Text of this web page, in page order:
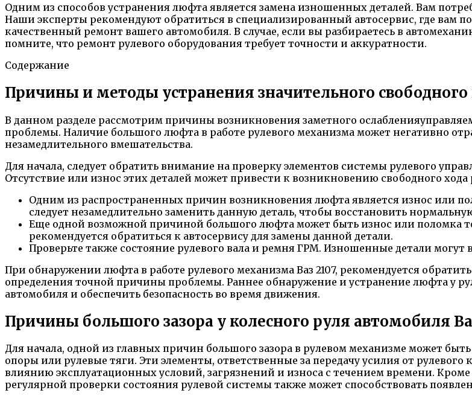
Одним из способов устранения люфта является замена изношенных деталей. Вам
Наши эксперты рекомендуют обратиться в специализированный автосервис, где вам
качественный ремонт вашего автомобиля. В случае, если вы разбираетесь в
помните, что ремонт рулевого оборудования требует точности и аккуратности.
Содержание
Причины и методы устранения значительного свободного
В данном разделе рассмотрим причины возникновения заметного
проблемы. Наличие большого люфта в работе рулевого механизма может негативно
незамедлительного вмешательства.
Для начала, следует обратить внимание на проверку элементов системы рулевого
Отсутствие или износ этих деталей может привести к возникновению свободного хода
Одним из распространенных причин возникновения люфта является износ или
следует незамедлительно заменить данную деталь, чтобы восстановить
Еще одной возможной причиной большого люфта может быть износ или поломка
рекомендуется обратиться к автосервису для замены данной детали.
Проверьте также состояние рулевого вала и ремня ГРМ. Изношенные детали
При обнаружении люфта в работе рулевого механизма Ваз 2107, рекомендуется
определения точной причины проблемы. Раннее обнаружение и устранение люфта у
автомобиля и обеспечить безопасность во время движения.
Причины большого зазора у колесного руля автомобиля
Для начала, одной из главных причин большого зазора в рулевом механизме может
опоры или рулевые тяги. Эти элементы, ответственные за передачу усилия от
влиянию эксплуатационных условий, загрязнений и износа с течением времени.
регулярной проверки состояния рулевой системы также может способствовать